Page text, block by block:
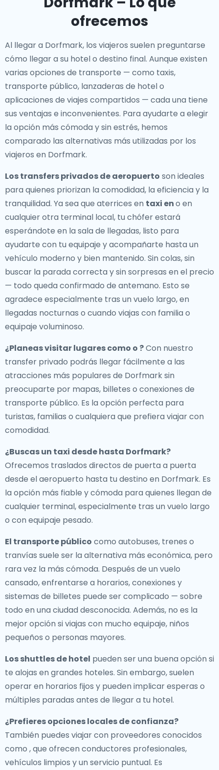
ofrecemos
Al llegar a Dorfmark, los viajeros suelen preguntarse
cómo llegar a su hotel o destino final. Aunque existen
varias opciones de transporte — como taxis,
transporte público, lanzaderas de hotel o
aplicaciones de viajes compartidos — cada una tiene
sus ventajas e inconvenientes. Para ayudarte a elegir
la opción más cómoda y sin estrés, hemos
comparado las alternativas más utilizadas por los
viajeros en Dorfmark.
Los transfers privados de aeropuerto son ideales
para quienes priorizan la comodidad, la eficiencia y la
tranquilidad. Ya sea que aterrices en taxi eno en
cualquier otra terminal local, tu chófer estará
esperándote en la sala de llegadas, listo para
ayudarte con tu equipaje y acompañarte hasta un
vehículo moderno y bien mantenido. Sin colas, sin
buscar la parada correcta y sin sorpresas en el precio
— todo queda confirmado de antemano. Esto se
agradece especialmente tras un vuelo largo, en
llegadas nocturnas o cuando viajas con familia o
equipaje voluminoso.
¿Planeas visitar lugares como o ?Con nuestro
transfer privado podrás llegar fácilmente a las
atracciones más populares de Dorfmark sin
preocuparte por mapas, billetes o conexiones de
transporte público. Es la opción perfecta para
turistas, familias o cualquiera que prefiera viajar con
comodidad.
¿Buscas un taxi desde hasta Dorfmark?
Ofrecemos traslados directos de puerta a puerta
desde el aeropuerto hasta tu destino en Dorfmark. Es
la opción más fiable y cómoda para quienes llegan de
cualquier terminal, especialmente tras un vuelo largo
o con equipaje pesado.
El transporte público como autobuses, trenes o
tranvías suele ser la alternativa más económica, pero
rara vez la más cómoda. Después de un vuelo
cansado, enfrentarse a horarios, conexiones y
sistemas de billetes puede ser complicado — sobre
todo en una ciudad desconocida. Además, no es la
mejor opción si viajas con mucho equipaje, niños
pequeños o personas mayores.
Los shuttles de hotel pueden ser una buena opción si
te alojas en grandes hoteles. Sin embargo, suelen
operar en horarios fijos y pueden implicar esperas o
múltiples paradas antes de llegar a tu hotel.
¿Prefieres opciones locales de confianza?
También puedes viajar con proveedores conocidos
como , que ofrecen conductores profesionales,
vehículos limpios y un servicio puntual. Es